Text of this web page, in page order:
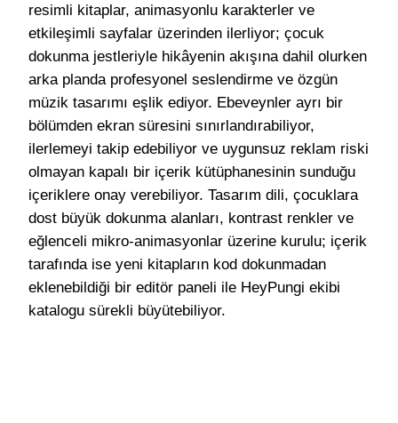
resimli kitaplar, animasyonlu karakterler ve
etkileşimli sayfalar üzerinden ilerliyor; çocuk
dokunma jestleriyle hikâyenin akışına dahil olurken
arka planda profesyonel seslendirme ve özgün
müzik tasarımı eşlik ediyor. Ebeveynler ayrı bir
bölümden ekran süresini sınırlandırabiliyor,
ilerlemeyi takip edebiliyor ve uygunsuz reklam riski
olmayan kapalı bir içerik kütüphanesinin sunduğu
içeriklere onay verebiliyor. Tasarım dili, çocuklara
dost büyük dokunma alanları, kontrast renkler ve
eğlenceli mikro-animasyonlar üzerine kurulu; içerik
tarafında ise yeni kitapların kod dokunmadan
eklenebildiği bir editör paneli ile HeyPungi ekibi
katalogu sürekli büyütebiliyor.